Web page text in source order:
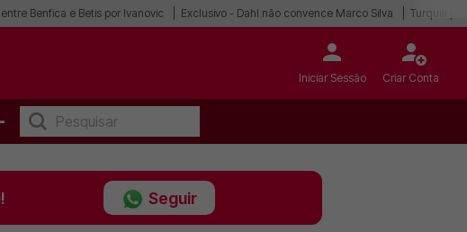
Benfica e Betis por Ivanovic Exclusivo - Dahl não convence Marco Silva Turquia
Iniciar Sessão Criar Conta
Seguir